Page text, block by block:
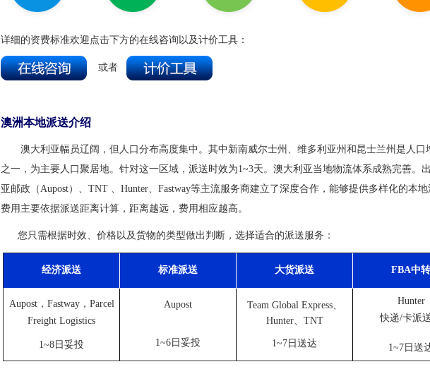
详细的资费标准欢迎点击下方的在线咨询以及计价工具：
或者
澳洲本地派送介绍
澳大利亚幅员辽阔，但人口分布高度集中。其中新南威尔士州、维多利亚州和昆士兰州是人口
之一，为主要人口聚居地。针对这一区域，派送时效为1~3天。 澳大利亚当地物流体系成熟完善。
亚邮政（Aupost）、TNT 、Hunter、Fastway等主流服务商建立了深度合作，能够提供多样化的本
费用主要依据派送距离计算，距离越远，费用相应越高。
您只需根据时效、价格以及货物的类型做出判断，选择适合的派送服务：
经济派送 标准派送 大货派送 FBA中转
Aupost，Fastway，Parcel
Freight Logistics
1~8日妥投
Aupost
1~6日妥投
Team Global Express、
Hunter、TNT
1~7日送达
Hunter
快递/卡派
1~7日送